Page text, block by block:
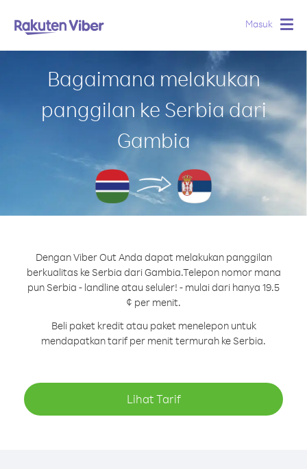
Masuk
Bagaimana melakukan
panggilan ke Serbia dari
Gambia
Dengan Viber Out Anda dapat melakukan panggilan
berkualitas ke Serbia dari Gambia.Telepon nomor mana
pun Serbia - landline atau seluler! - mulai dari hanya 19.5
¢ per menit.
Beli paket kredit atau paket menelepon untuk
mendapatkan tarif per menit termurah ke Serbia.
Lihat Tarif